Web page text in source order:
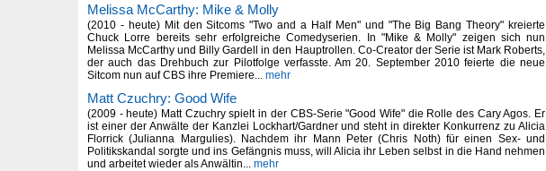
Melissa McCarthy: Mike & Molly
(2010 - heute) Mit den Sitcoms "Two and a Half Men" und "The Big Bang Theory" kreierte
Chuck Lorre bereits sehr erfolgreiche Comedyserien. In "Mike & Molly" zeigen sich nun
Melissa McCarthy und Billy Gardell in den Hauptrollen. Co-Creator der Serie ist Mark Roberts,
der auch das Drehbuch zur Pilotfolge verfasste. Am 20. September 2010 feierte die neue
Sitcom nun auf CBS ihre Premiere... mehr
Matt Czuchry: Good Wife
(2009 - heute) Matt Czuchry spielt in der CBS-Serie "Good Wife" die Rolle des Cary Agos. Er
ist einer der Anwälte der Kanzlei Lockhart/Gardner und steht in direkter Konkurrenz zu Alicia
Florrick (Julianna Margulies). Nachdem ihr Mann Peter (Chris Noth) für einen Sex- und
Politikskandal sorgte und ins Gefängnis muss, will Alicia ihr Leben selbst in die Hand nehmen
und arbeitet wieder als Anwältin... mehr